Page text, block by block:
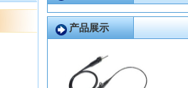
产品展示